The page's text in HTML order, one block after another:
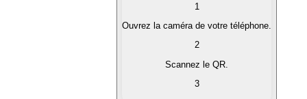
Achetez les cryptomonnaies qui vous intéressent
Convertissez vos cryptomonnaies en monnaie
1
Ouvrez la caméra de votre téléphone.
2
Scannez le QR.
3